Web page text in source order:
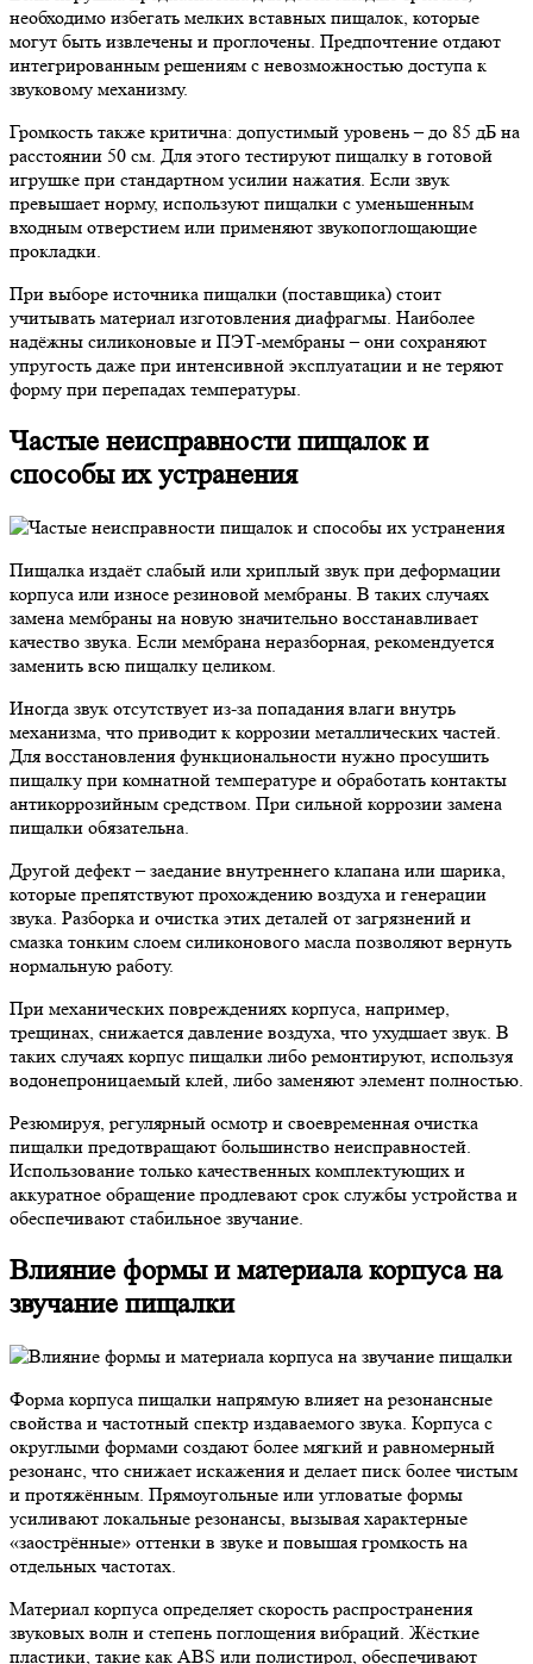
необходимо избегать мелких вставных пищалок, которые
могут быть извлечены и проглочены. Предпочтение отдают
интегрированным решениям с невозможностью доступа к
звуковому механизму.
Громкость также критична: допустимый уровень – до 85 дБ на
расстоянии 50 см. Для этого тестируют пищалку в готовой
игрушке при стандартном усилии нажатия. Если звук
превышает норму, используют пищалки с уменьшенным
входным отверстием или применяют звукопоглощающие
прокладки.
При выборе источника пищалки (поставщика) стоит
учитывать материал изготовления диафрагмы. Наиболее
надёжны силиконовые и ПЭТ-мембраны – они сохраняют
упругость даже при интенсивной эксплуатации и не теряют
форму при перепадах температуры.
Частые неисправности пищалок и
способы их устранения
Пищалка издаёт слабый или хриплый звук при деформации
корпуса или износе резиновой мембраны. В таких случаях
замена мембраны на новую значительно восстанавливает
качество звука. Если мембрана неразборная, рекомендуется
заменить всю пищалку целиком.
Иногда звук отсутствует из-за попадания влаги внутрь
механизма, что приводит к коррозии металлических частей.
Для восстановления функциональности нужно просушить
пищалку при комнатной температуре и обработать контакты
антикоррозийным средством. При сильной коррозии замена
пищалки обязательна.
Другой дефект – заедание внутреннего клапана или шарика,
которые препятствуют прохождению воздуха и генерации
звука. Разборка и очистка этих деталей от загрязнений и
смазка тонким слоем силиконового масла позволяют вернуть
нормальную работу.
При механических повреждениях корпуса, например,
трещинах, снижается давление воздуха, что ухудшает звук. В
таких случаях корпус пищалки либо ремонтируют, используя
водонепроницаемый клей, либо заменяют элемент полностью.
Резюмируя, регулярный осмотр и своевременная очистка
пищалки предотвращают большинство неисправностей.
Использование только качественных комплектующих и
аккуратное обращение продлевают срок службы устройства и
обеспечивают стабильное звучание.
Влияние формы и материала корпуса на
звучание пищалки
Форма корпуса пищалки напрямую влияет на резонансные
свойства и частотный спектр издаваемого звука. Корпуса с
округлыми формами создают более мягкий и равномерный
резонанс, что снижает искажения и делает писк более чистым
и протяжённым. Прямоугольные или угловатые формы
усиливают локальные резонансы, вызывая характерные
«заострённые» оттенки в звуке и повышая громкость на
отдельных частотах.
Материал корпуса определяет скорость распространения
звуковых волн и степень поглощения вибраций. Жёсткие
пластики, такие как ABS или полистирол, обеспечивают